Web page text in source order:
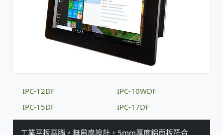
IPC-12DF
IPC-10WDF
IPC-15DF
IPC-17DF
工業平板電腦，無風扇設計，5mm厚度鋁面板符合